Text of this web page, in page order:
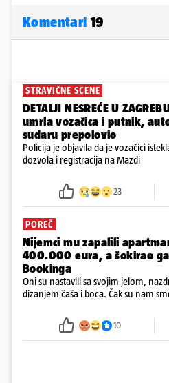
Komentari 19
STRAVIČNE SCENE
DETALJI NESREĆE U
umrla vozačica i putnik,
sudaru prepolovio
Policija je objavila da je vozačici
dozvola i registracija na Mazdi
23
POREČ
Nijemci mu zapalili
400.000 eura, a šokirao
Bookinga
Oni su nastavili sa svojim jelom,
dizanjem čaša i boca. Čak su nam
požar, rekao je vlasnik
10